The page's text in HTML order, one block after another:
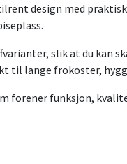
design med
slik at du
til lange frokoster,
forener funksjon,